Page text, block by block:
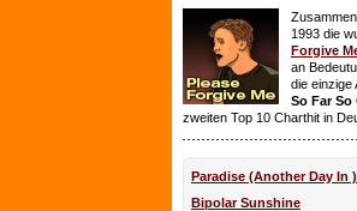
1993 die
Forgive
an
die einzige
So Far So
zweiten Top 10 Charthit in
Paradise (Another Day In
Bipolar Sunshine